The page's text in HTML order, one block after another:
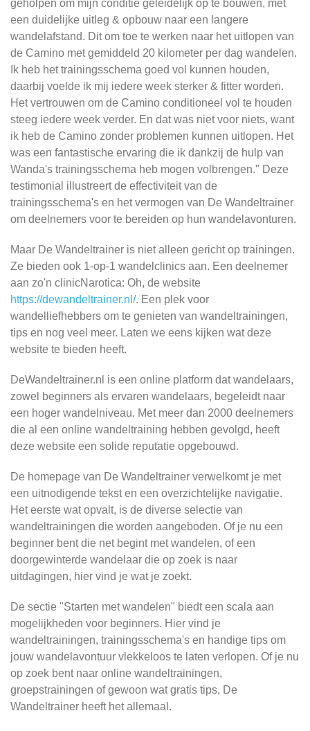
geholpen om mijn conditie geleidelijk op te bouwen, met
een duidelijke uitleg & opbouw naar een langere
wandelafstand. Dit om toe te werken naar het uitlopen van
de Camino met gemiddeld 20 kilometer per dag wandelen.
Ik heb het trainingsschema goed vol kunnen houden,
daarbij voelde ik mij iedere week sterker & fitter worden.
Het vertrouwen om de Camino conditioneel vol te houden
steeg iedere week verder. En dat was niet voor niets, want
ik heb de Camino zonder problemen kunnen uitlopen. Het
was een fantastische ervaring die ik dankzij de hulp van
Wanda's trainingsschema heb mogen volbrengen." Deze
testimonial illustreert de effectiviteit van de
trainingsschema's en het vermogen van De Wandeltrainer
om deelnemers voor te bereiden op hun wandelavonturen.
Maar De Wandeltrainer is niet alleen gericht op trainingen.
Ze bieden ook 1-op-1 wandelclinics aan. Een deelnemer
aan zo'n clinicNarotica: Oh, de website
https://dewandeltrainer.nl/. Een plek voor
wandelliefhebbers om te genieten van wandeltrainingen,
tips en nog veel meer. Laten we eens kijken wat deze
website te bieden heeft.
DeWandeltrainer.nl is een online platform dat wandelaars,
zowel beginners als ervaren wandelaars, begeleidt naar
een hoger wandelniveau. Met meer dan 2000 deelnemers
die al een online wandeltraining hebben gevolgd, heeft
deze website een solide reputatie opgebouwd.
De homepage van De Wandeltrainer verwelkomt je met
een uitnodigende tekst en een overzichtelijke navigatie.
Het eerste wat opvalt, is de diverse selectie van
wandeltrainingen die worden aangeboden. Of je nu een
beginner bent die net begint met wandelen, of een
doorgewinterde wandelaar die op zoek is naar
uitdagingen, hier vind je wat je zoekt.
De sectie "Starten met wandelen" biedt een scala aan
mogelijkheden voor beginners. Hier vind je
wandeltrainingen, trainingsschema's en handige tips om
jouw wandelavontuur vlekkeloos te laten verlopen. Of je nu
op zoek bent naar online wandeltrainingen,
groepstrainingen of gewoon wat gratis tips, De
Wandeltrainer heeft het allemaal.